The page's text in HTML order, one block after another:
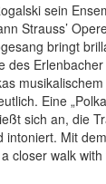
sein
Strauss’
bringt
des
Eine
sich an, die
intoniert. Mit
closer walk